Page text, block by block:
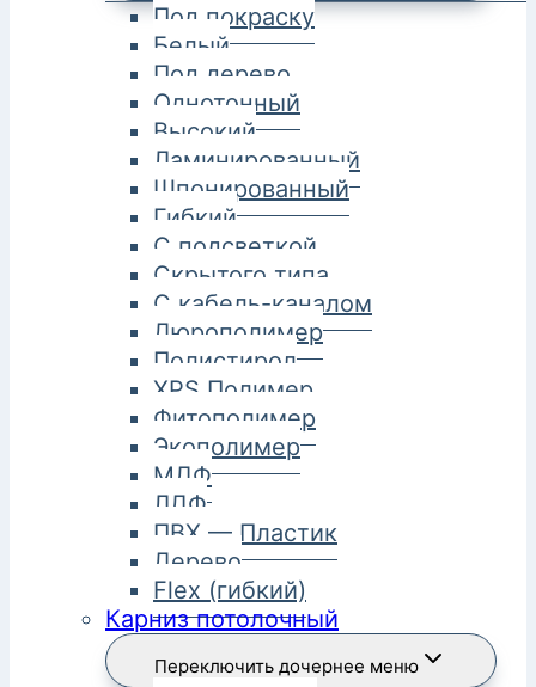
Под покраску
Белый
Под дерево
Однотонный
Высокий
Ламинированный
Шпонированный
Гибкий
С подсветкой
Скрытого типа
С кабель-каналом
Дюрополимер
Полистирол
XPS Полимер
Фитополимер
Экополимер
МДФ
ЛДФ
ПВХ — Пластик
Дерево
Flex (гибкий)
Карниз потолочный
Переключить дочернее меню